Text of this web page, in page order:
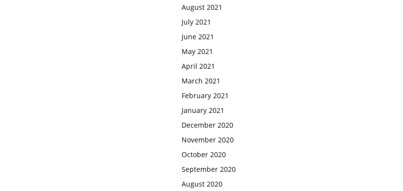
August 2021
July 2021
June 2021
May 2021
April 2021
March 2021
February 2021
January 2021
December 2020
November 2020
October 2020
September 2020
August 2020